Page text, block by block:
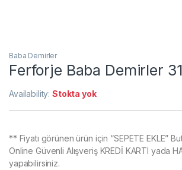
Baba Demirler
Ferforje Baba Demirler
Availability:Stokta yok
** Fiyatı görünen ürün için “SEPETE EKLE”
Online Güvenli Alışveriş KREDİ KARTI yada
yapabilirsiniz.